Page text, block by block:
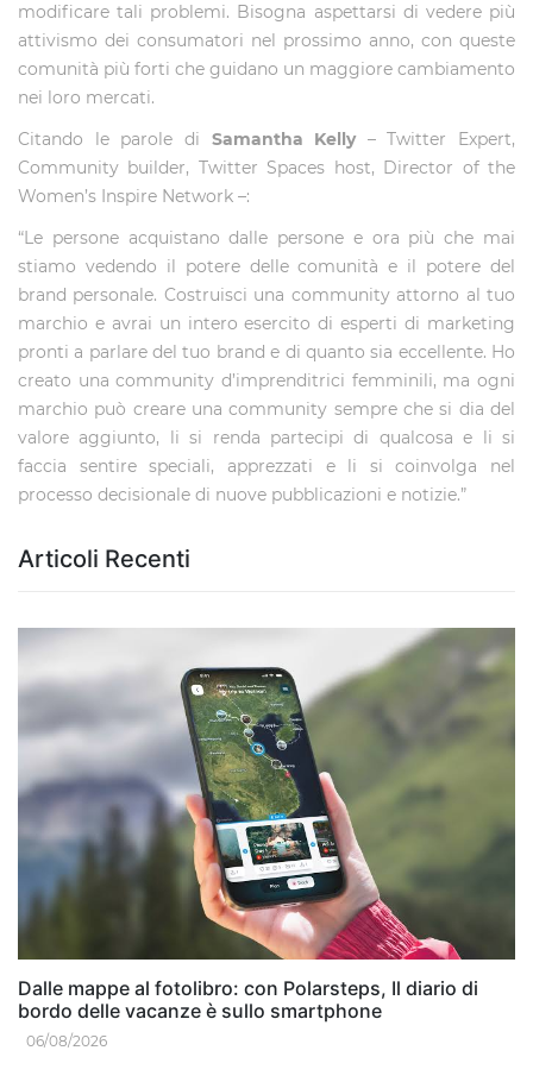
modificare tali problemi. Bisogna aspettarsi di vedere più
attivismo dei consumatori nel prossimo anno, con queste
comunità più forti che guidano un maggiore cambiamento
nei loro mercati.
Citando le parole di Samantha Kelly – Twitter Expert,
Community builder, Twitter Spaces host, Director of the
Women’s Inspire Network –:
“Le persone acquistano dalle persone e ora più che mai
stiamo vedendo il potere delle comunità e il potere del
brand personale. Costruisci una community attorno al tuo
marchio e avrai un intero esercito di esperti di marketing
pronti a parlare del tuo brand e di quanto sia eccellente. Ho
creato una community d’imprenditrici femminili, ma ogni
marchio può creare una community sempre che si dia del
valore aggiunto, li si renda partecipi di qualcosa e li si
faccia sentire speciali, apprezzati e li si coinvolga nel
processo decisionale di nuove pubblicazioni e notizie.”
Articoli Recenti
Dalle mappe al fotolibro: con Polarsteps, Il diario di
bordo delle vacanze è sullo smartphone
06/08/2026